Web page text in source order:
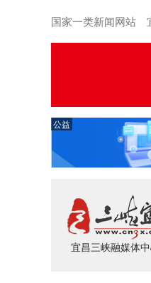
国家一类新闻网站
公益
宜昌三峡融媒体